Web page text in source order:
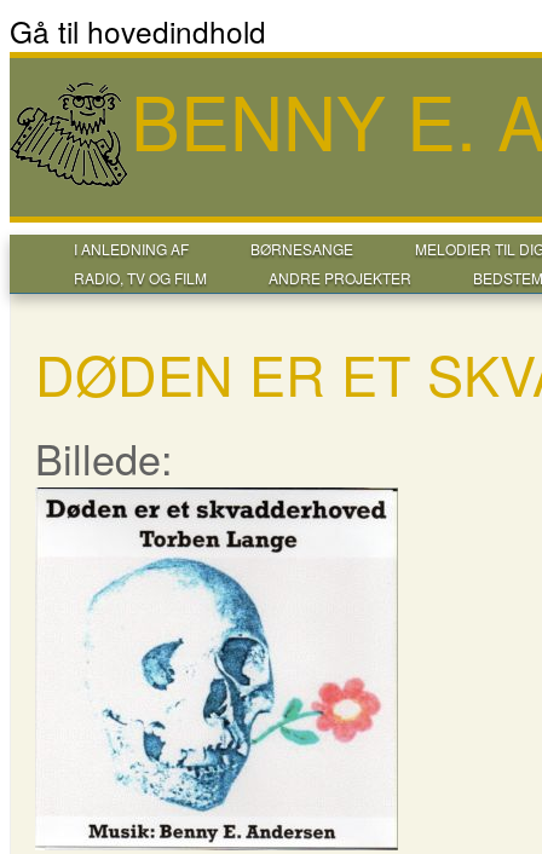
Gå til hovedindhold
BENNY E.
I ANLEDNING AF BØRNESANGE
MELODIER TIL
RADIO, TV OG FILM
ANDRE PROJEKTER
DØDEN ER ET
Billede: